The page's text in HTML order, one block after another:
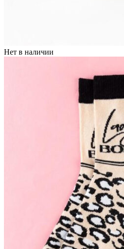
Нет в наличии